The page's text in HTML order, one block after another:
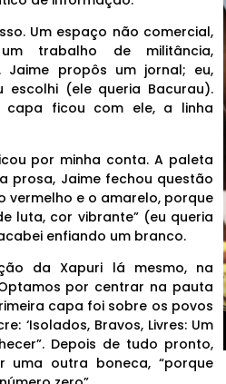
Um espaço não comercial,
trabalho de militância,
Jaime propôs um jornal; eu,
escolhi (ele queria Bacurau).
capa ficou com ele, a linha
por minha conta. A paleta
prosa, Jaime fechou questão
vermelho e o amarelo, porque
luta, cor vibrante” (eu queria
enfiando um branco.
da Xapuri lá mesmo, na
por centrar na pauta
capa foi sobre os povos
‘Isolados, Bravos, Livres: Um
Depois de tudo pronto,
uma outra boneca, “porque